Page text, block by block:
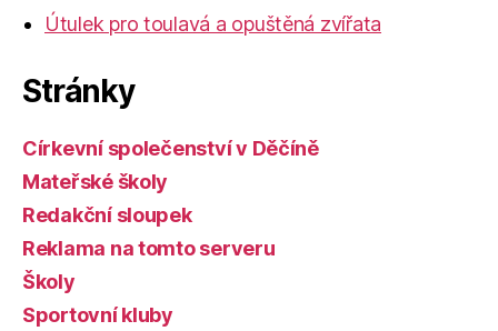
Útulek pro toulavá a opuštěná zvířata
Stránky
Církevní společenství v Děčíně
Mateřské školy
Redakční sloupek
Reklama na tomto serveru
Školy
Sportovní kluby